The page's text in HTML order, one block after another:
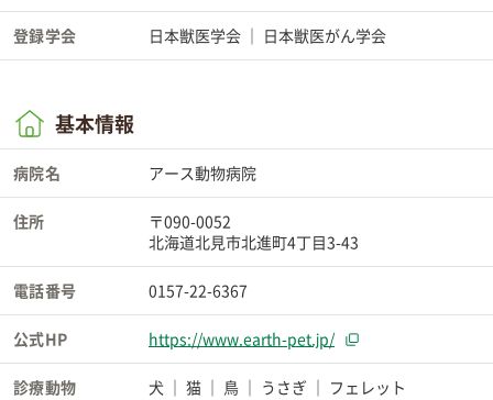
登録学会 日本獣医学会 日本獣医がん学会
基本情報
病院名 アース動物病院
住所
〒090-0052
北海道北見市北進町4丁目3-43
電話番号 0157-22-6367
公式HP https://www.earth-pet.jp/
診療動物 犬 猫 鳥 うさぎ フェレット